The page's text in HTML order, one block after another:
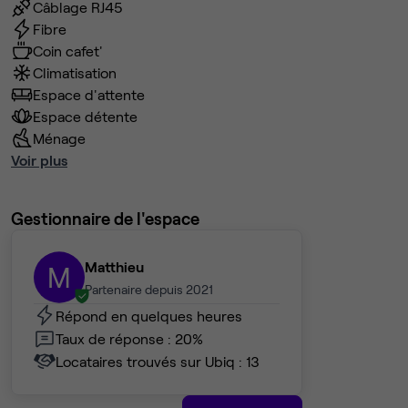
Câblage RJ45
Fibre
Coin cafet'
Climatisation
Espace d'attente
Espace détente
Ménage
Voir plus
Gestionnaire de l'espace
M Matthieu
Partenaire depuis 2021
Répond en quelques heures
Taux de réponse : 20%
Locataires trouvés sur Ubiq : 13